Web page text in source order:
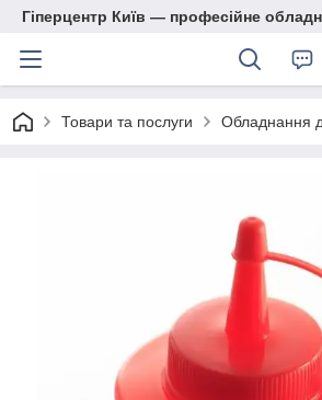
Гіперцентр Київ — професійне
Товари та послуги Обладнання